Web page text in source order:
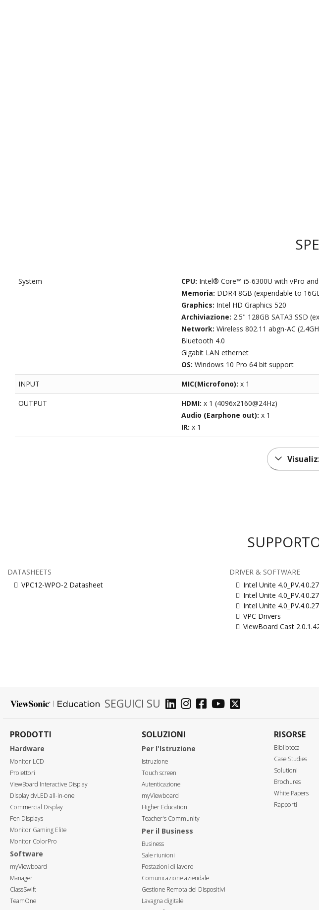
System CPU: Intel® Core™ i5-6300U with vPro
Memoria: DDR4 8GB (expendable to
Graphics: Intel HD Graphics 520
Archiviazione: 2.5" 128GB SATA3 SSD
Network: Wireless 802.11 abgn-AC
Bluetooth 4.0
Gigabit LAN ethernet
OS: Windows 10 Pro 64 bit support
INPUT MIC(Microfono): x 1
OUTPUT HDMI: x 1 (4096x2160@24Hz)
Audio (Earphone out): x 1
IR: x 1
DATASHEETS
VPC12-WPO-2 Datasheet
DRIVER & SOFTWARE
Intel Unite
Intel Unite
Intel Unite
VPC Drivers
ViewBoard Cast
SEGUICI SU
PRODOTTI
Hardware
Monitor LCD
Proiettori
ViewBoard Interactive Display
Display dvLED all-in-one
Commercial Display
Pen Displays
Monitor Gaming Elite
Monitor ColorPro
Software
myViewboard
Manager
ClassSwift
TeamOne
SOLUZIONI
Per l'Istruzione
Istruzione
Touch screen
Autenticazione
myViewboard
Higher Education
Teacher's Community
Per il Business
Business
Sale riunioni
Postazioni di lavoro
Comunicazione aziendale
Gestione Remota dei Dispositivi
Lavagna digitale
RISORSE
Biblioteca
Case Studies
Solutioni
Brochures
White Papers
Rapporti